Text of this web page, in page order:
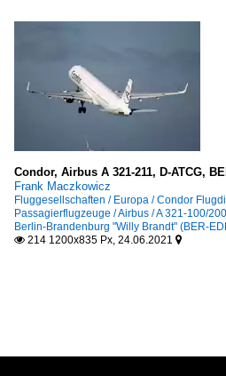
Condor, Airbus A 321-211, D-ATCG,
Frank Maczkowicz
Fluggesellschaften / Europa / Condor
Passagierflugzeuge / Airbus / A 321-100/200
Berlin-Brandenburg "Willy Brandt" (BER-
 214 1200x835 Px, 24.06.2021 